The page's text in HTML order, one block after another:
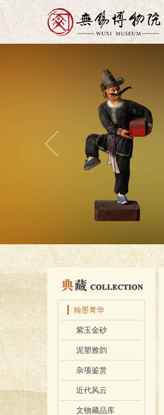
翰墨菁华
紫玉金砂
泥塑雅韵
杂项鉴赏
近代风云
文物藏品库